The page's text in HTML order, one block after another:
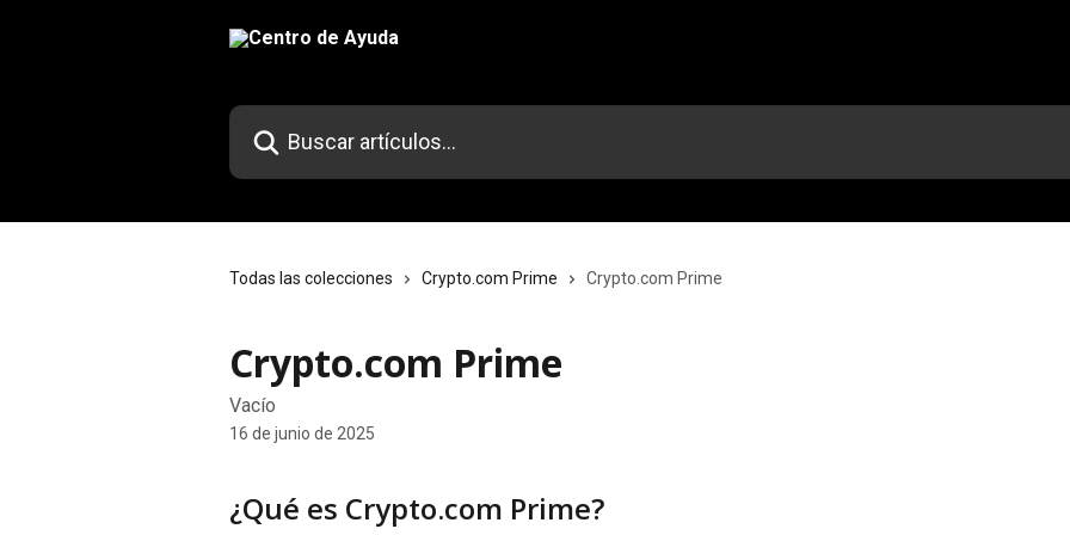
Buscar artículos...
Todas las colecciones Crypto.com Prime Crypto.com Prime
Crypto.com Prime
Vacío
16 de junio de 2025
¿Qué es Crypto.com Prime?